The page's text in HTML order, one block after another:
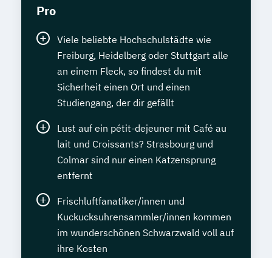
Pro
Viele beliebte Hochschulstädte wie
Freiburg, Heidelberg oder Stuttgart alle
an einem Fleck, so findest du mit
Sicherheit einen Ort und einen
Studiengang, der dir gefällt
Lust auf ein pétit-dejeuner mit Café au
lait und Croissants? Strasbourg und
Colmar sind nur einen Katzensprung
entfernt
Frischluftfanatiker/innen und
Kuckucksuhrensammler/innen kommen
im wunderschönen Schwarzwald voll auf
ihre Kosten